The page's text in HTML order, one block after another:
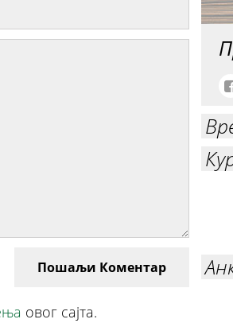
Пошаљи Коментар
овог сајта.